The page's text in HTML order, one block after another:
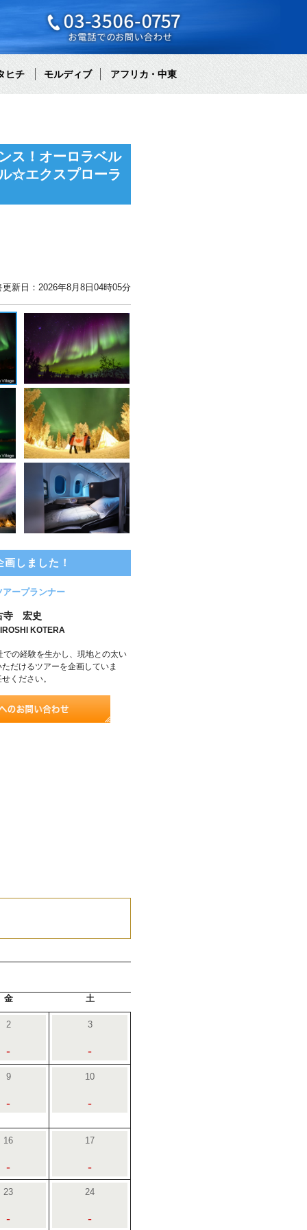
ヒチ モルディブ アフリカ・中東
ス！オーロラベル
☆エクスプローラ
更新日：2026年8月8日04時05分
画しました！
アープランナー
寺 宏史
KOTERA
の経験を生かし、現地との太い
だけるツアーを企画していま
ください。
金 土
2
-
3
-
9
-
10
-
16
-
17
-
23
-
24
-